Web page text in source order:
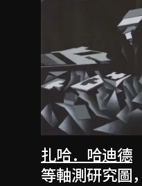
扎哈．哈迪德
等軸測研究圖